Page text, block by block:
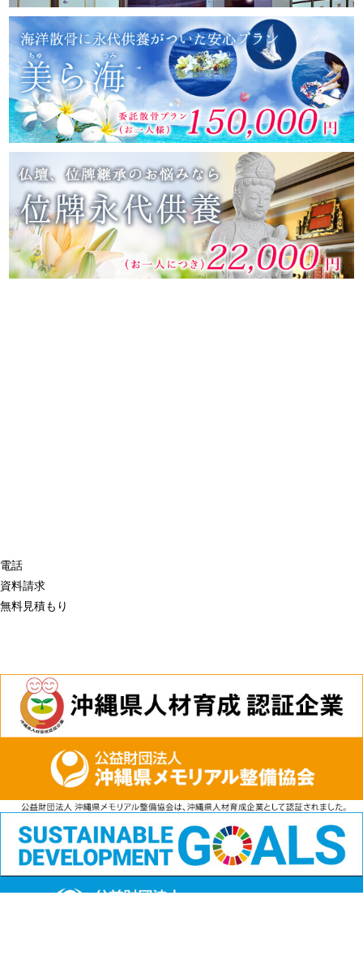
電話
資料請求
無料見積もり